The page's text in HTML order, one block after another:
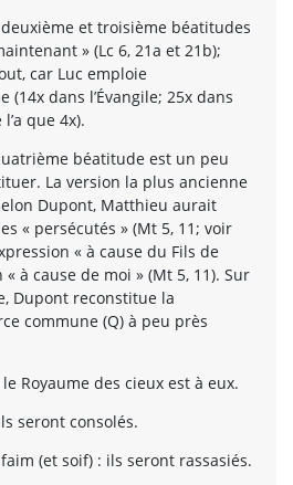
et troisième béatitudes
» (Lc 6, 21a et 21b);
car Luc emploie
dans l’Évangile; 25x dans
que 4x).
béatitude est un peu
La version la plus ancienne
Dupont, Matthieu aurait
« persécutés » (Mt 5, 11; voir
« à cause du Fils de
« à cause de moi » (Mt 5, 11). Sur
Dupont reconstitue la
commune (Q) à peu près
Royaume des cieux est à eux.
seront consolés.
(et soif) : ils seront rassasiés.